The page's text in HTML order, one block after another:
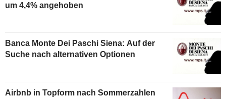
um 4,4% angehoben
Banca Monte Dei Paschi Siena: Auf der
Suche nach alternativen Optionen
Airbnb in Topform nach Sommerzahlen